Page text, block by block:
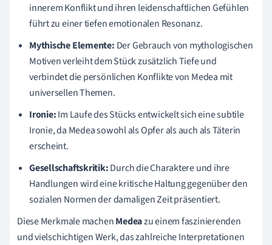
innerem Konflikt und ihren leidenschaftlichen Gefühlen
führt zu einer tiefen emotionalen Resonanz.
Mythische Elemente: Der Gebrauch von mythologischen
Motiven verleiht dem Stück zusätzlich Tiefe und
verbindet die persönlichen Konflikte von Medea mit
universellen Themen.
Ironie:Im Laufe des Stücks entwickelt sich eine subtile
Ironie, da Medea sowohl als Opfer als auch als Täterin
erscheint.
Gesellschaftskritik:Durch die Charaktere und ihre
Handlungen wird eine kritische Haltung gegenüber den
sozialen Normen der damaligen Zeit präsentiert.
Diese Merkmale machenMedeazu einem faszinierenden
und vielschichtigen Werk, das zahlreiche Interpretationen